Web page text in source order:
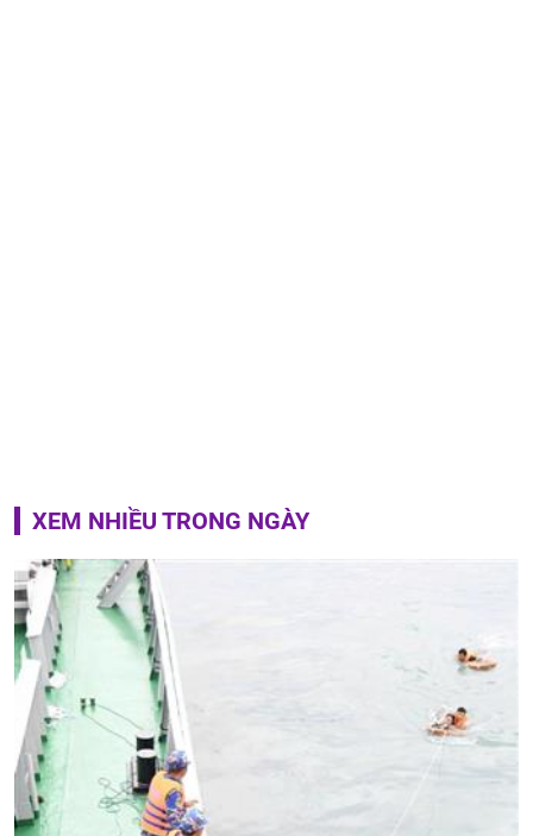
XEM NHIỀU TRONG NGÀY